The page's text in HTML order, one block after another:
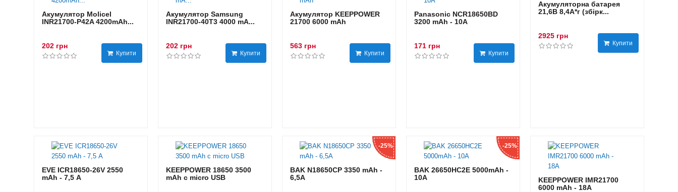
Акумулятор Molicel
INR21700-P42A 4200mAh...
202 грн
Купити
Акумулятор Samsung
INR21700-40T3 4000 mA...
202 грн
Купити
Акумулятор KEEPPOWER
21700 6000 mAh
563 грн
Купити
Panasonic NCR18650BD
3200 mAh - 10А
171 грн
Купити
Акумуляторна батарея
21,6В 8,4A*г (збірк...
2925 грн
Купити
EVE ICR18650-26V 2550
mAh - 7,5 А
KEEPPOWER 18650 3500
mAh с micro USB
-25%
BAK N18650CP 3350 mAh -
6,5А
-25%
BAK 26650HC2E 5000mAh -
10А
KEEPPOWER IMR21700
6000 mAh - 18А